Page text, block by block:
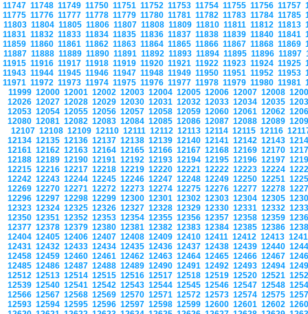
11747 11748 11749 11750 11751 11752 11753 11754 11755 11756 11757
11775 11776 11777 11778 11779 11780 11781 11782 11783 11784 11785
11803 11804 11805 11806 11807 11808 11809 11810 11811 11812 11813
11831 11832 11833 11834 11835 11836 11837 11838 11839 11840 11841
11859 11860 11861 11862 11863 11864 11865 11866 11867 11868 11869
11887 11888 11889 11890 11891 11892 11893 11894 11895 11896 11897
11915 11916 11917 11918 11919 11920 11921 11922 11923 11924 11925
11943 11944 11945 11946 11947 11948 11949 11950 11951 11952 11953
11971 11972 11973 11974 11975 11976 11977 11978 11979 11980 11981
11999 12000 12001 12002 12003 12004 12005 12006 12007 12008
12026 12027 12028 12029 12030 12031 12032 12033 12034 12035
12053 12054 12055 12056 12057 12058 12059 12060 12061 12062
12080 12081 12082 12083 12084 12085 12086 12087 12088 12089
12107 12108 12109 12110 12111 12112 12113 12114 12115 12116
12134 12135 12136 12137 12138 12139 12140 12141 12142 12143
12161 12162 12163 12164 12165 12166 12167 12168 12169 12170
12188 12189 12190 12191 12192 12193 12194 12195 12196 12197
12215 12216 12217 12218 12219 12220 12221 12222 12223 12224
12242 12243 12244 12245 12246 12247 12248 12249 12250 12251
12269 12270 12271 12272 12273 12274 12275 12276 12277 12278
12296 12297 12298 12299 12300 12301 12302 12303 12304 12305
12323 12324 12325 12326 12327 12328 12329 12330 12331 12332
12350 12351 12352 12353 12354 12355 12356 12357 12358 12359
12377 12378 12379 12380 12381 12382 12383 12384 12385 12386
12404 12405 12406 12407 12408 12409 12410 12411 12412 12413
12431 12432 12433 12434 12435 12436 12437 12438 12439 12440
12458 12459 12460 12461 12462 12463 12464 12465 12466 12467
12485 12486 12487 12488 12489 12490 12491 12492 12493 12494
12512 12513 12514 12515 12516 12517 12518 12519 12520 12521
12539 12540 12541 12542 12543 12544 12545 12546 12547 12548
12566 12567 12568 12569 12570 12571 12572 12573 12574 12575
12593 12594 12595 12596 12597 12598 12599 12600 12601 12602